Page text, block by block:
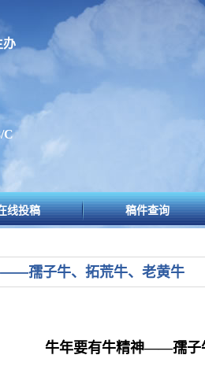
办
C
线投稿 稿件查询
——孺子牛、拓荒牛、老黄牛
牛年要有牛精神——孺子